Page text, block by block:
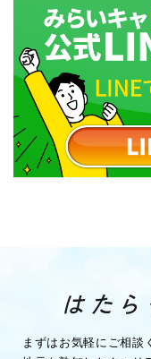
まずはお気軽にご相談